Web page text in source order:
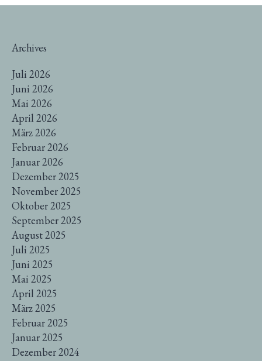
Archives
Juli 2026
Juni 2026
Mai 2026
April 2026
März 2026
Februar 2026
Januar 2026
Dezember 2025
November 2025
Oktober 2025
September 2025
August 2025
Juli 2025
Juni 2025
Mai 2025
April 2025
März 2025
Februar 2025
Januar 2025
Dezember 2024